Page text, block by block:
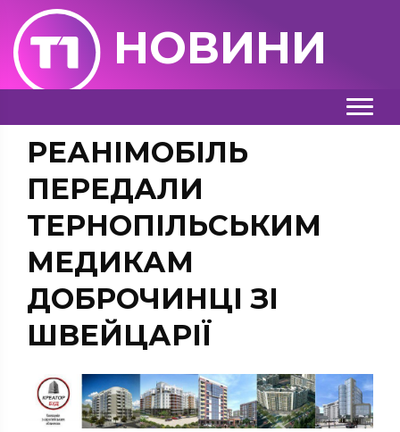
НОВИНИ
РЕАНІМОБІЛЬ
ПЕРЕДАЛИ
ТЕРНОПІЛЬСЬКИМ
МЕДИКАМ
ДОБРОЧИНЦІ ЗІ
ШВЕЙЦАРІЇ